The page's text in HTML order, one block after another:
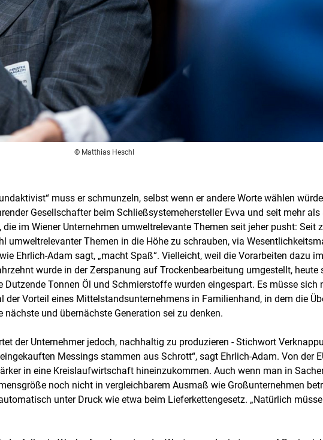
© Matthias Heschl
muss er schmunzeln, selbst wenn er andere Worte wählen
Gesellschafter beim Schließsystemehersteller Evva und seit mehr
im Wiener Unternehmen umweltrelevante Themen seit jeher pusht: Seit
umweltrelevanter Themen in die Höhe zu schrauben, via
Ehrlich-Adam sagt, „macht Spaß“. Vielleicht, weil die Vorarbeiten dazu
wurde in der Zerspanung auf Trockenbearbeitung umgestellt, heute
Tonnen Öl und Schmierstoffe wurden eingespart. Es müsse sich
der Vorteil eines Mittelstandsunternehmens in Familienhand, in dem die
und übernächste Generation sei zu denken.
der Unternehmer jedoch, nachhaltig zu produzieren - Stichwort
Messings stammen aus Schrott“, sagt Ehrlich-Adam. Von der
in eine Kreislaufwirtschaft hineinzukommen. Auch wenn man in
noch nicht in vergleichbarem Ausmaß wie Großunternehmen
unter Druck wie etwa beim Lieferkettengesetz. „Natürlich